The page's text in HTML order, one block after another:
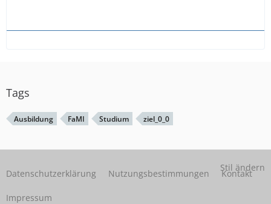
Tags
Ausbildung FaMI Studium ziel_0_0
Stil ändern
Datenschutzerklärung Nutzungsbestimmungen Kontakt
Impressum